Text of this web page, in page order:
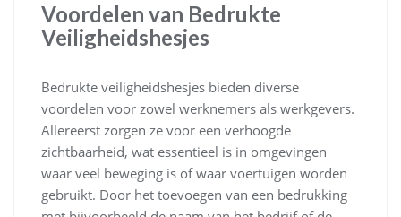
Voordelen van Bedrukte
Veiligheidshesjes
Bedrukte veiligheidshesjes bieden diverse
voordelen voor zowel werknemers als werkgevers.
Allereerst zorgen ze voor een verhoogde
zichtbaarheid, wat essentieel is in omgevingen
waar veel beweging is of waar voertuigen worden
gebruikt. Door het toevoegen van een bedrukking